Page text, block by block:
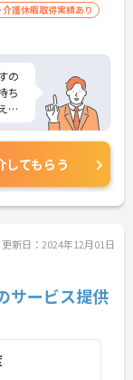
護休暇取得実績あり
の
ち
し
してもらう
更新日：2024年12月01日
サービス提供